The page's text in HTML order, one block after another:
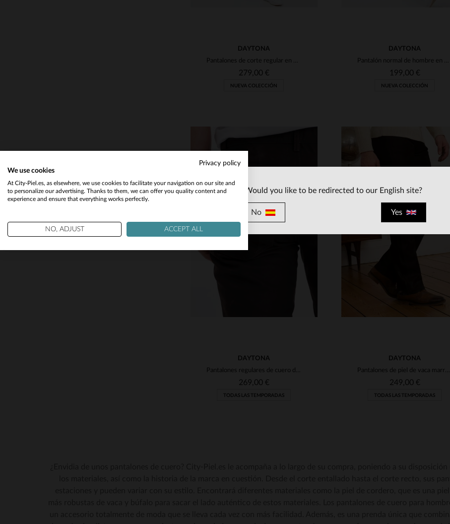
TALLAS DISPONIBLES
36
DAYTONA
Pantalones de corte regular en piel de vaca brillante
279,00 €
NUEVA COLECCIÓN
TALLAS DISPONIBLES
38
DAYTONA
Pantalón normal de hombre en piel de cabra gruesa y flexible
199,00 €
NUEVA COLECCIÓN
DAYTONA
Pantalones regulares de cuero de vaca nubuck
269,00 €
TODAS LAS TEMPORADAS
DAYTONA
Pantalones de piel de vaca marrón para hombre
249,00 €
TODAS LAS TEMPORADAS
Would you like to be redirected to our English site?
No Yes
Privacy policy
We use cookies
At City-Piel.es, as elsewhere, we use cookies to facilitate your navigation on our site and
to personalize our advertising. Thanks to them, we can offer you quality content and
experience and ensure that everything works perfectly.
NO, ADJUST ACCEPT ALL